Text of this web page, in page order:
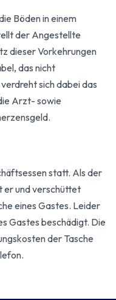
Böden in einem
der Angestellte
dieser Vorkehrungen
das nicht
sich dabei das
Arzt- sowie
statt. Als der
er und verschüttet
eines Gastes. Leider
Gastes beschädigt. Die
der Tasche